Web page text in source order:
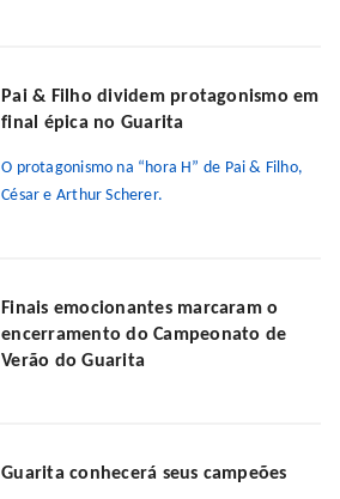
Pai & Filho dividem protagonismo em
final épica no Guarita
O protagonismo na “hora H” de Pai & Filho,
César e Arthur Scherer.
Finais emocionantes marcaram o
encerramento do Campeonato de
Verão do Guarita
Guarita conhecerá seus campeões